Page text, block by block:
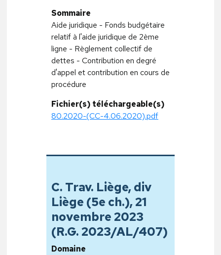
Sommaire
Aide juridique - Fonds budgétaire
relatif à l'aide juridique de 2ème
ligne - Règlement collectif de
dettes - Contribution en degré
d'appel et contribution en cours de
procédure
Fichier(s) téléchargeable(s)
80.2020-(CC-4.06.2020).pdf
C. Trav. Liège, div
Liège (5e ch.), 21
novembre 2023
(R.G. 2023/AL/407)
Domaine